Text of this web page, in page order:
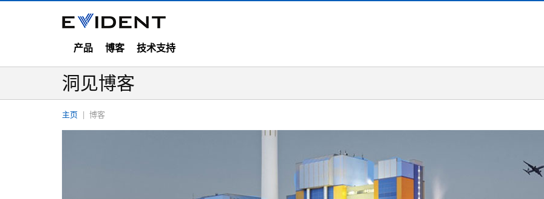
产品 博客 技术支持
洞见博客
主页 博客